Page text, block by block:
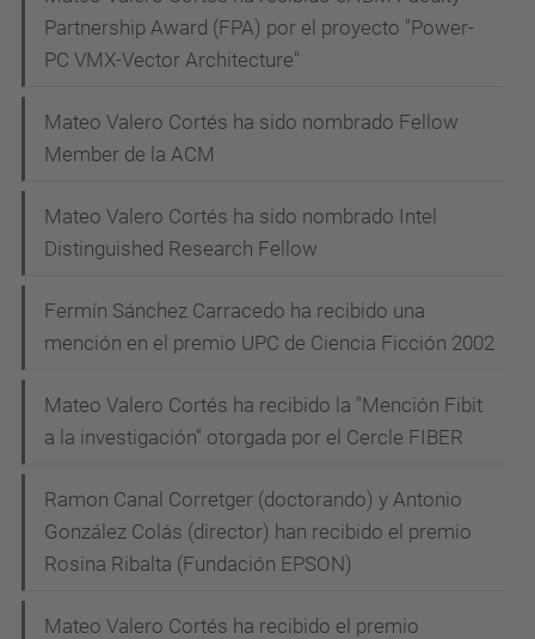
Partnership Award (FPA) por el proyecto "Power-
PC VMX-Vector Architecture"
Mateo Valero Cortés ha sido nombrado Fellow
Member de la ACM
Mateo Valero Cortés ha sido nombrado Intel
Distinguished Research Fellow
Fermín Sánchez Carracedo ha recibido una
mención en el premio UPC de Ciencia Ficción 2002
Mateo Valero Cortés ha recibido la "Mención Fibit
a la investigación" otorgada por el Cercle FIBER
Ramon Canal Corretger (doctorando) y Antonio
González Colás (director) han recibido el premio
Rosina Ribalta (Fundación EPSON)
Mateo Valero Cortés ha recibido el premio